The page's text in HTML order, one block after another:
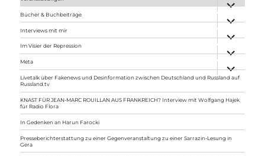
anzeigen
Bücher & Buchbeiträge
anzeigen
Interviews mit mir
anzeigen
Im Visier der Repression
anzeigen
Meta
anzeigen
Livetalk über Fakenews und Desinformation zwischen Deutschland und Russland auf
Russland.tv
KNAST FÜR JEAN-MARC ROUILLAN AUS FRANKREICH? Interview mit Wolfgang Hajek
für Radio Flora
In Gedenken an Harun Farocki
Presseberichterstattung zu einer Gegenveranstaltung zu einer Sarrazin-Lesung in
Gera